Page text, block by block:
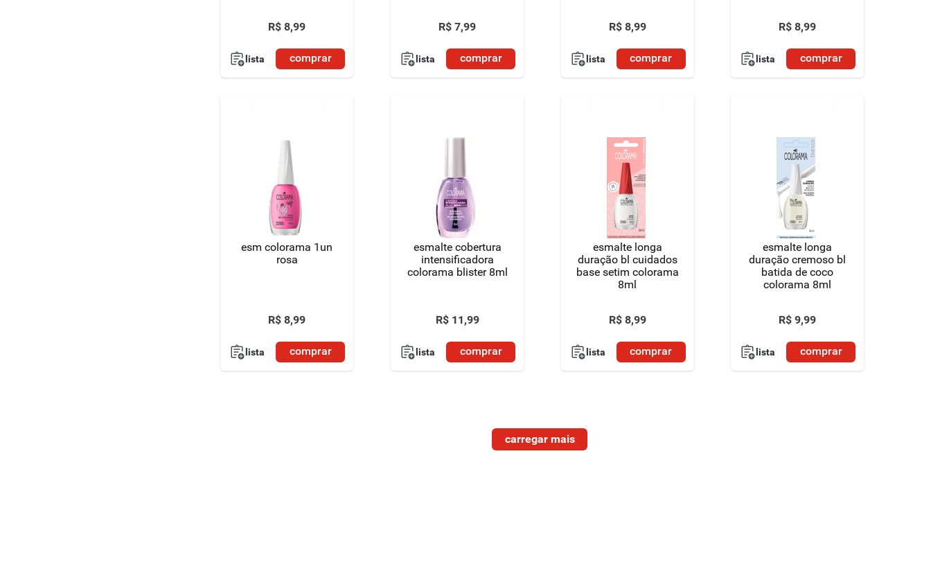
R$ 8,99
lista comprar
R$ 7,99
lista comprar
R$ 8,99
lista comprar
R$ 8,99
lista comprar
esm colorama 1un
rosa
R$ 8,99
lista comprar
esmalte cobertura
intensificadora
colorama blister 8ml
R$ 11,99
lista comprar
esmalte longa
duração bl cuidados
base setim colorama
8ml
R$ 8,99
lista comprar
esmalte longa
duração cremoso bl
batida de coco
colorama 8ml
R$ 9,99
lista comprar